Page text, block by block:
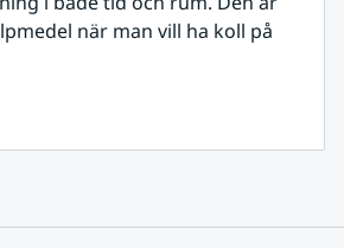
när man vill ha koll på